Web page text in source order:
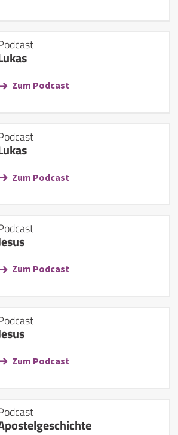
Zum Podcast
Zum Podcast
Zum Podcast
Zum Podcast